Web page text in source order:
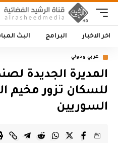
اخر الاخبار البرامج البث
عربي ودولي
المديرة الجديدة
للسكان تزور مخيم
السوريين